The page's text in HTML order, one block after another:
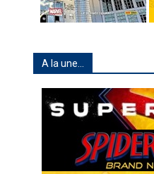
A la une…